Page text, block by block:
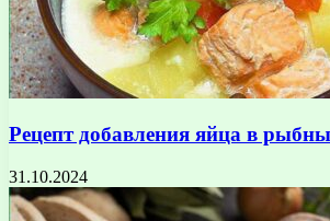
Рецепт добавления яйца в
31.10.2024